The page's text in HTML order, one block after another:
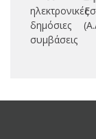
ηλεκτρονικές
δημόσιες
συμβάσεις